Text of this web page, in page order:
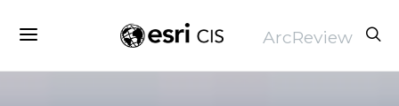
ArcReview